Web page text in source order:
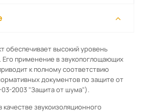
обеспечивает высокий уровень
Его применение в звукопоглощающих
к полному соответствию
документов по защите от
2003 "Защита от шума").
качестве звукоизоляционного